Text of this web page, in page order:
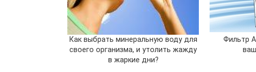
Как выбрать минеральную воду для
своего организма, и утолить жажду
в жаркие дни?
Фильтр